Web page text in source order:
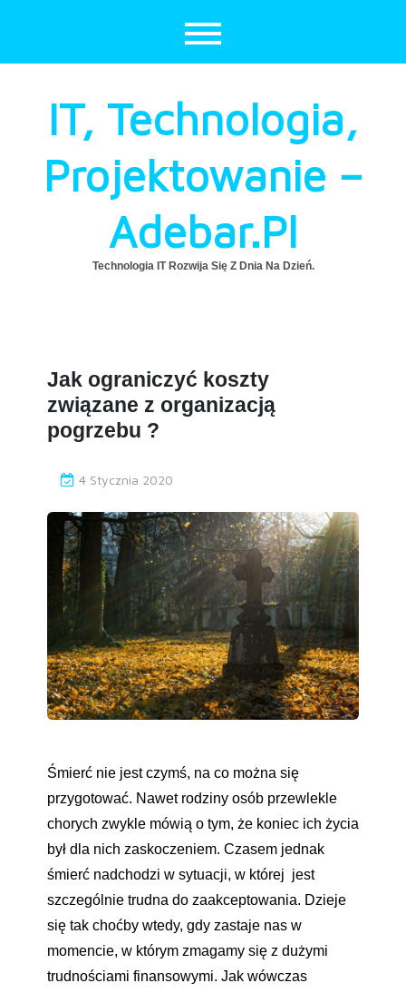
IT, Technologia,
Projektowanie –
Adebar.pl
Technologia IT Rozwija Się Z Dnia Na Dzień.
Jak ograniczyć koszty
związane z organizacją
pogrzebu ?
4 Stycznia 2020
Śmierć nie jest czymś, na co można się
przygotować. Nawet rodziny osób przewlekle
chorych zwykle mówią o tym, że koniec ich życia
był dla nich zaskoczeniem. Czasem jednak
śmierć nadchodzi w sytuacji, w której jest
szczególnie trudna do zaakceptowania. Dzieje
się tak choćby wtedy, gdy zastaje nas w
momencie, w którym zmagamy się z dużymi
trudnościami finansowymi. Jak wówczas